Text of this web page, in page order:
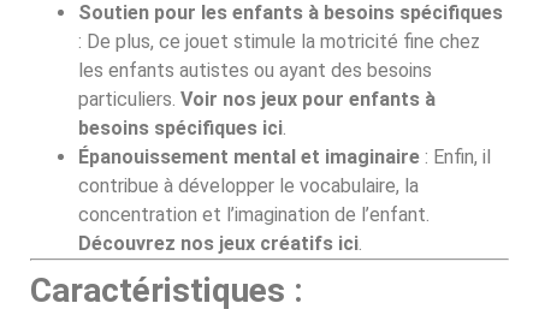
Soutien pour les enfants à besoins spécifiques
: De plus, ce jouet stimule la motricité fine chez
les enfants autistes ou ayant des besoins
particuliers. Voir nos jeux pour enfants à
besoins spécifiques ici.
Épanouissement mental et imaginaire : Enfin, il
contribue à développer le vocabulaire, la
concentration et l’imagination de l’enfant.
Découvrez nos jeux créatifs ici.
Caractéristiques :